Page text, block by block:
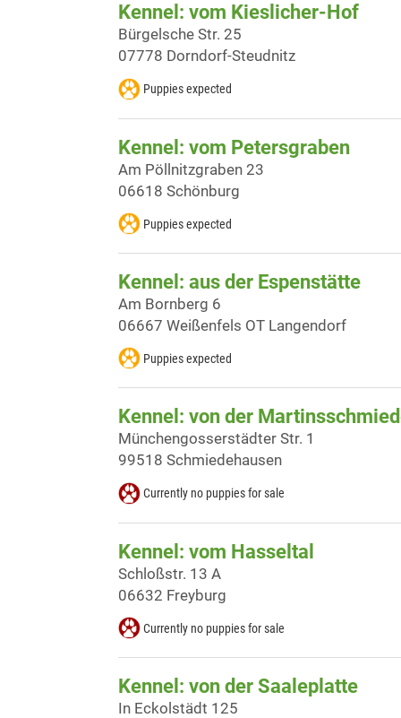
Kennel: vom Kieslicher-Hof
Bürgelsche Str. 25
07778 Dorndorf-Steudnitz
Puppies expected
Kennel: vom Petersgraben
Am Pöllnitzgraben 23
06618 Schönburg
Puppies expected
Kennel: aus der Espenstätte
Am Bornberg 6
06667 Weißenfels OT Langendorf
Puppies expected
Kennel: von der
Münchengosserstädter Str. 1
99518 Schmiedehausen
Currently no puppies for sale
Kennel: vom Hasseltal
Schloßstr. 13 A
06632 Freyburg
Currently no puppies for sale
Kennel: von der Saaleplatte
In Eckolstädt 125